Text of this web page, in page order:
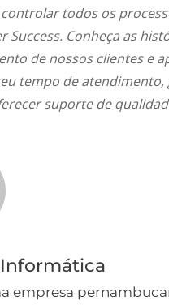
todos os
Success. Conheça as
de nossos clientes e
tempo de atendimento,
suporte de
empresa